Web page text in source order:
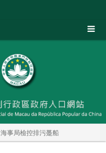
海事局檢控排污躉船